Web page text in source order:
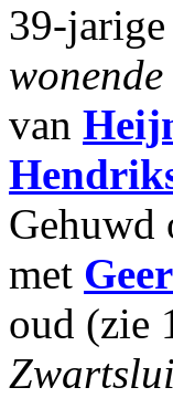
39-
van
Gehuwd
met
oud (zie